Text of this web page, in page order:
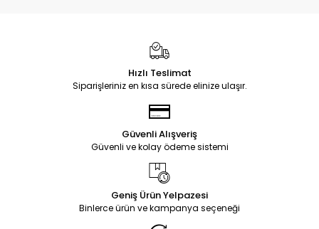
Hızlı Teslimat
Siparişleriniz en kısa sürede elinize ulaşır.
Güvenli Alışveriş
Güvenli ve kolay ödeme sistemi
Geniş Ürün Yelpazesi
Binlerce ürün ve kampanya seçeneği